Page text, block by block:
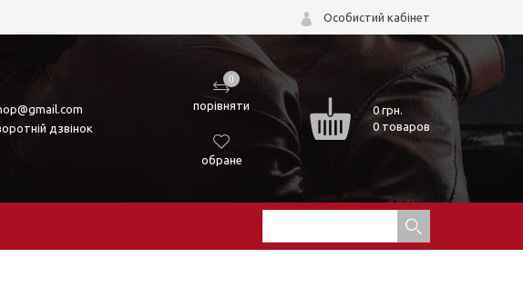
Особистий кабінет
дзвінок
0
порівняти
обране
0грн.
0 товаров